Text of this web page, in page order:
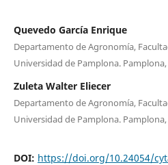
Quevedo García Enrique
Departamento de Agronomía,
Universidad de Pamplona.
Zuleta Walter Eliecer
Departamento de Agronomía,
Universidad de Pamplona.
DOI: https://doi.org/10.24054/